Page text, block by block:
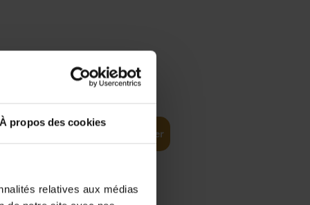
À propos des cookies
relatives aux médias
37,50
Ajouter au panier